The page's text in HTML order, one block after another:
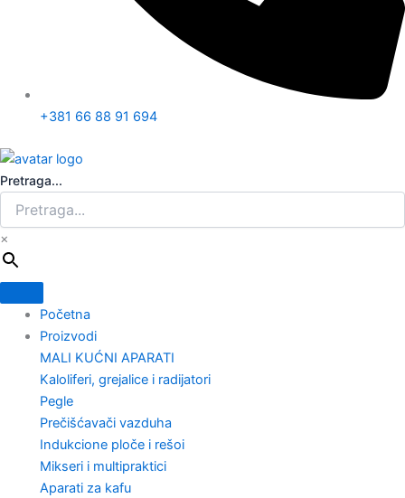
+381 66 88 91 694
Pretraga...
×
Početna
Proizvodi
MALI KUĆNI APARATI
Kaloliferi, grejalice i radijatori
Pegle
Prečišćavači vazduha
Indukcione ploče i rešoi
Mikseri i multipraktici
Aparati za kafu